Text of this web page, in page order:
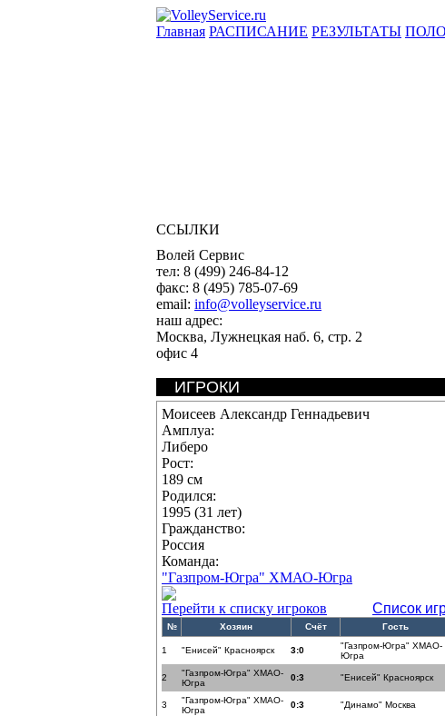
Главная РАСПИСАНИЕ РЕЗУЛЬТАТЫ
ССЫЛКИ
Волей Сервис
тел: 8 (499) 246-84-12
факс: 8 (495) 785-07-69
email: info@volleyservice.ru
наш адрес:
Москва, Лужнецкая наб. 6, стр. 2
офис 4
ИГРОКИ
Моисеев Александр Геннадьевич
Амплуа:
Либеро
Рост:
189 см
Родился:
1995 (31 лет)
Гражданство:
Россия
Команда:
"Газпром-Югра" ХМАО-Югра
Перейти к списку игроков
Список
№ Хозяин Счёт Гость
1 "Енисей" Красноярск 3:0
"Газпром-Югра" ХМАО-
Югра
2
"Газпром-Югра" ХМАО-
Югра
0:3 "Енисей" Красноярск
3
"Газпром-Югра" ХМАО-
Югра
0:3 "Динамо" Москва